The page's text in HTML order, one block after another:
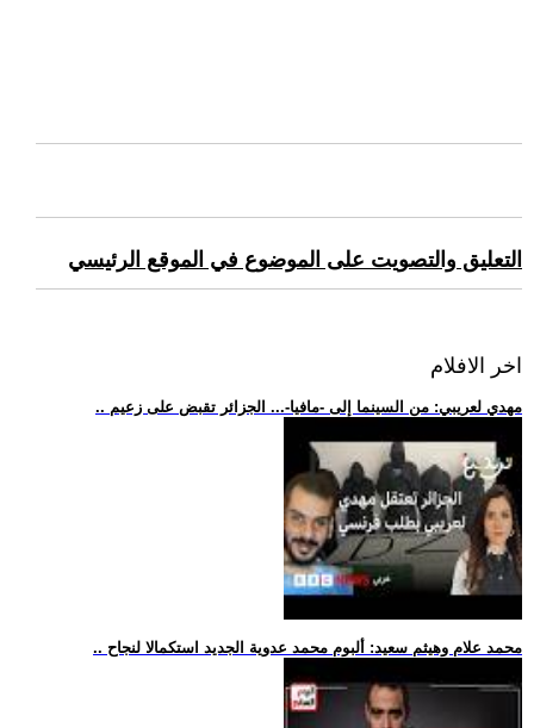
التعليق والتصويت على الموضوع في الموقع الرئيسي
اخر الافلام
.. مهدي لعريبي: من السينما إلى -مافيا-... الجزائر تقبض على زعيم
.. محمد علام وهيثم سعيد: ألبوم محمد عدوية الجديد استكمالا لنجاح